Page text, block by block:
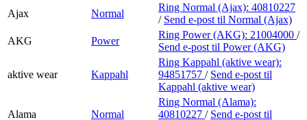
Ajax
Normal
Ring Normal (Ajax): 40810227
/ Send e-post til Normal (Ajax)
AKG
Power
Ring Power (AKG): 21004000 /
Send e-post til Power (AKG)
aktive wear Kappahl
Ring Kappahl (aktive wear):
94851757 / Send e-post til
Kappahl (aktive wear)
Alama Normal
Ring Normal (Alama):
40810227 / Send e-post til